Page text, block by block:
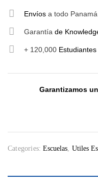
Envíos a todo Panamá
Garantía de
+ 120,000Estudiantes
Garantizamos
Categories: Escuelas, Utiles